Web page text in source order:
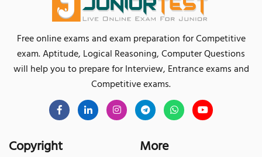
Free online exams and exam preparation for Competitive
exam. Aptitude, Logical Reasoning, Computer Questions
will help you to prepare for Interview, Entrance exams and
Competitive exams.
Copyright More